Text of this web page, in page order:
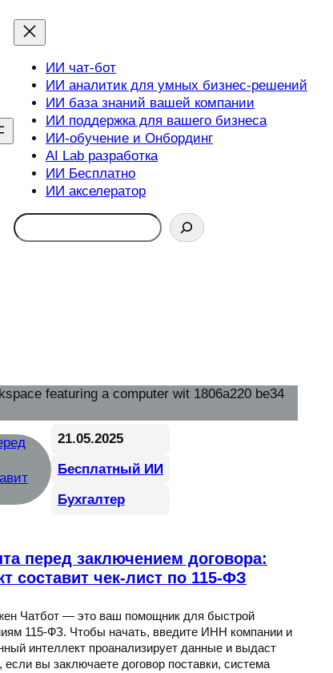
ИИ чат-бот
ИИ аналитик для умных бизнес-решений
ИИ база знаний вашей компании
ИИ поддержка для вашего бизнеса
ИИ-обучение и Онбординг
AI Lab разработка
ИИ Бесплатно
ИИ акселератор
Search
21.05.2025
Бесплатный ИИ
Бухгалтер
перед заключением договора:
составит чек-лист по 115-ФЗ
Чатбот — это ваш помощник для быстрой
115-ФЗ. Чтобы начать, введите ИНН компании и
интеллект проанализирует данные и выдаст
вы заключаете договор поставки, система